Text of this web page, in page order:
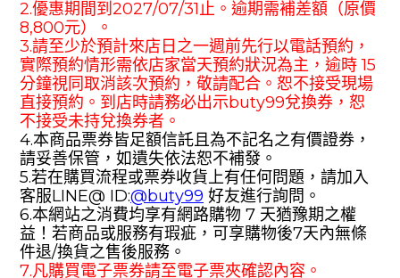
2.優惠期間到 2027/07/31止。逾期需補差額（原價
8,800元）。
3.請至少於預計來店日之一週前先行以電話預約，
實際預約情形需依店家當天預約狀況為主，逾時15
分鐘視同取消該次預約，敬請配合。恕不接受現場
直接預約。到店時請務必出示buty99兌換券，恕
不接受未持兌換券者。
4.本商品票券皆足額信託且為不記名之有價證券，
請妥善保管，如遺失依法恕不補發。
5.若在購買流程或票券收貨上有任何問題，請加入
客服LINE@ ID:@buty99 好友進行詢問。
6.本網站之消費均享有網路購物 7 天猶豫期之權
益！若商品或服務有瑕疵，可享購物後7天內無條
件退/換貨之售後服務。
7.凡購買電子票券請至電子票夾確認內容。